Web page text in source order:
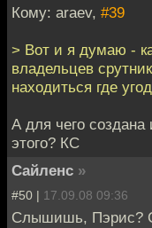
Кому: araev, #39
> Вот и я думаю -
владельцев
находиться где
А для чего создана
этого? КС
Сайленс »
#50 | 17.09.08 09:36
Слышишь, Пэрис?